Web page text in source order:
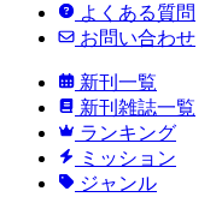
よくある質問
お問い合わせ
新刊一覧
新刊雑誌一覧
ランキング
ミッション
ジャンル